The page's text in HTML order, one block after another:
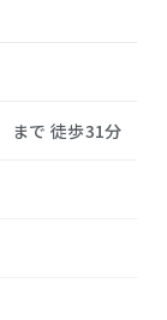
で 徒歩31分